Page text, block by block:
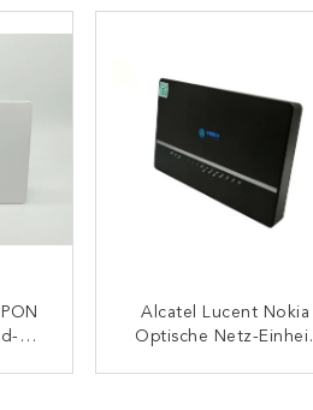
KONTAKT
Alcatel Lucent Nokia
Optische Netz-Einheit